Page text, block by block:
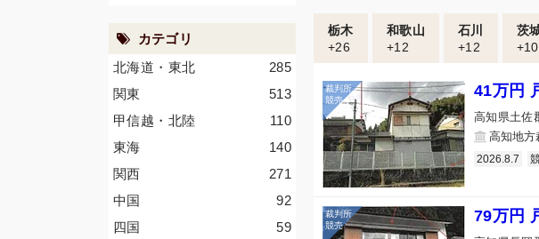
栃木
+26
和歌山
+12
石川
+12
茨
+10
41万円
高知県土佐
高知地方
2026.8.7
79万円
カテゴリ
285
北海道・東北
513
関東
110
甲信越・北陸
140
東海
271
関西
92
中国
59
四国